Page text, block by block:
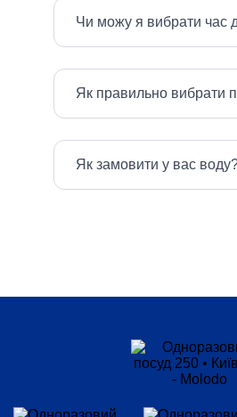
Чи можу я вибрати час
Як правильно вибрати
Як замовити у вас